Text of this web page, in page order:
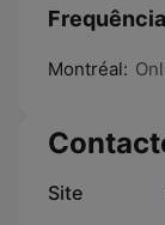
Montréal:
Site